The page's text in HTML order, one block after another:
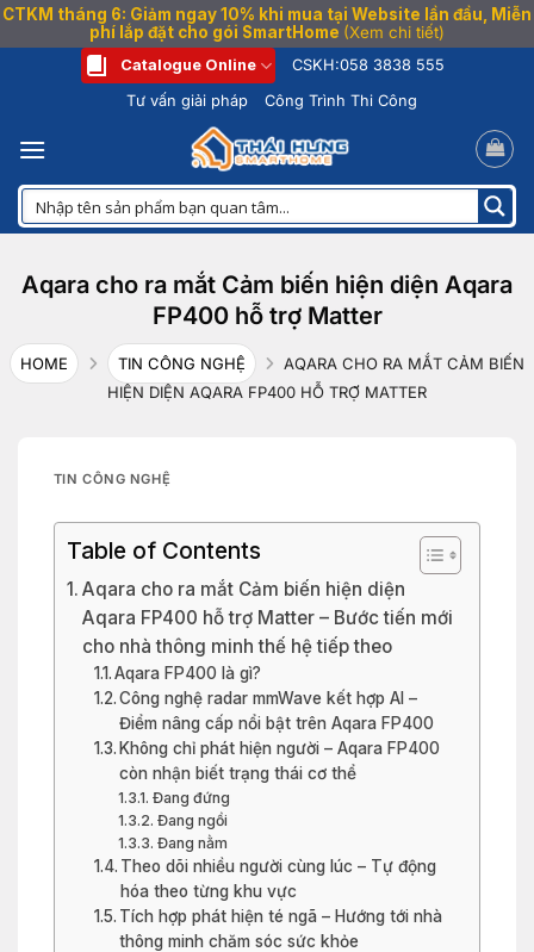
CTKM tháng 6: Giảm ngay 10% khi mua tại Website lần đầu, Miễn
phí lắp đặt cho gói SmartHome (Xem chi tiết)
dung
Catalogue Online CSKH:058 3838 555
Tư vấn giải pháp
Công Trình Thi Công
Aqara cho ra mắt Cảm biến hiện diện Aqara
FP400 hỗ trợ Matter
HOME TIN CÔNG NGHỆ
AQARA CHO RA MẮT CẢM BIẾN
HIỆN DIỆN AQARA FP400 HỖ TRỢ MATTER
TIN CÔNG NGHỆ
Table of Contents
Aqara cho ra mắt Cảm biến hiện diện
Aqara FP400 hỗ trợ Matter – Bước tiến mới
cho nhà thông minh thế hệ tiếp theo
Aqara FP400 là gì?
Công nghệ radar mmWave kết hợp AI –
Điểm nâng cấp nổi bật trên Aqara FP400
Không chỉ phát hiện người – Aqara FP400
còn nhận biết trạng thái cơ thể
Đang đứng
Đang ngồi
Đang nằm
Theo dõi nhiều người cùng lúc – Tự động
hóa theo từng khu vực
Tích hợp phát hiện té ngã – Hướng tới nhà
thông minh chăm sóc sức khỏe